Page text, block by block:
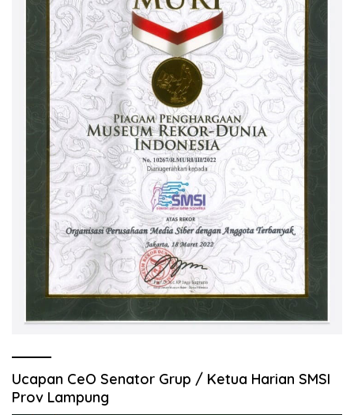
Ucapan CeO Senator Grup / Ketua Harian SMSI
Prov Lampung